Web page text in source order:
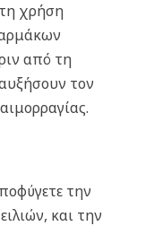
χρήση
από τη
τον
την
και την